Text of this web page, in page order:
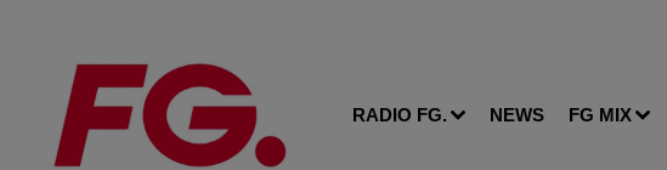
RADIO FG. NEWS FG MIX